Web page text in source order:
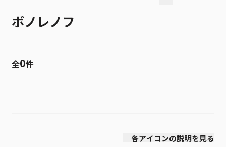
ボノレノフ
全0件
各アイコンの説明を見る